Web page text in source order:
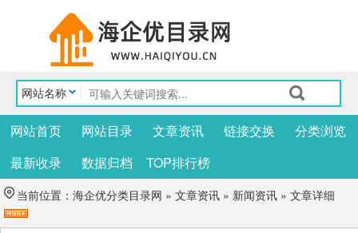
网站名称
网站首页 网站目录 文章资讯 链接交换
分类浏览
最新收录
数据归档 TOP排行榜
当前位置： 海企优分类目录网 » 文章资讯 » 新闻资讯 » 文章详细